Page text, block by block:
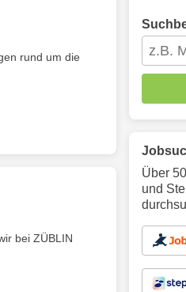
rund um die
bei ZÜBLIN
Über
und